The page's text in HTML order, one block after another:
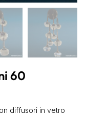
60
diffusori in vetro